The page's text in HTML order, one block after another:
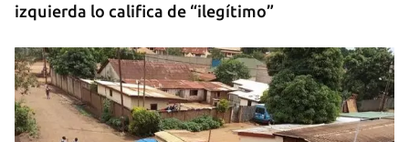
izquierda lo califica de “ilegítimo”